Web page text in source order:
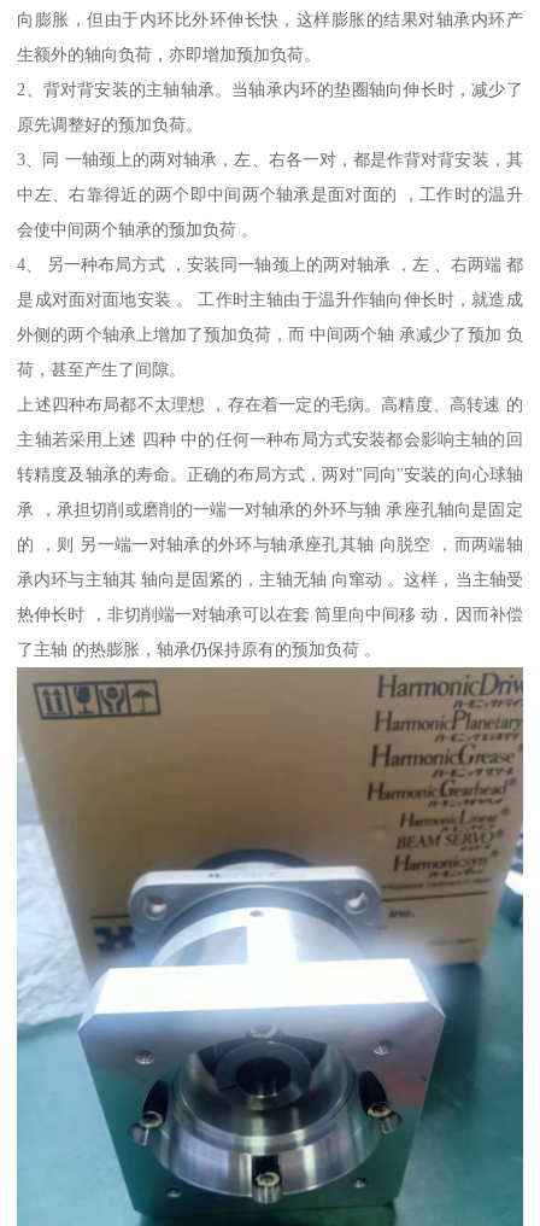
向膨胀，但由于内环比外环伸长快，这样膨胀的结果对轴承内环产
生额外的轴向负荷，亦即增加预加负荷。
2、背对背安装的主轴轴承。当轴承内环的垫圈轴向伸长时，减少了
原先调整好的预加负荷。
3、同 一轴颈上的两对轴承，左、右各一对，都是作背对背安装，其
中左、右靠得近的两个即中间两个轴承是面对面的 ，工作时的温升
会使中间两个轴承的预加负荷 。
4、 另一种布局方式 ，安装同一轴颈上的两对轴承 ，左 、右两端 都
是成对面对面地安装 。 工作时主轴由于温升作轴向伸长时，就造成
外侧的两个轴承上增加了预加负荷，而 中间两个轴 承减少了预加 负
荷，甚至产生了间隙。
上述四种布局都不太理想 ，存在着一定的毛病。高精度、高转速 的
主轴若采用上述 四种 中的任何一种布局方式安装都会影响主轴的回
转精度及轴承的寿命。正确的布局方式，两对"同向''安装的向心球轴
承 ，承担切削或磨削的一端一对轴承的外环与轴 承座孔轴向是固定
的 ，则 另一端一对轴承的外环与轴承座孔其轴 向脱空 ，而两端轴
承内环与主轴其 轴向是固紧的，主轴无轴 向窜动 。这样，当主轴受
热伸长时 ，非切削端一对轴承可以在套 筒里向中间移 动，因而补偿
了主轴 的热膨胀，轴承仍保持原有的预加负荷 。